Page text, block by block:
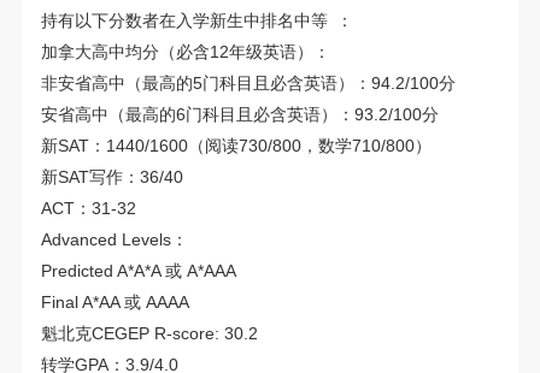
持有以下分数者在入学新生中排名中等
：
加拿大高中均分（必含12年级英语）：
非安省高中（最高的5门科目且必含英语）：94.2/100分
安省高中（最高的6门科目且必含英语）：93.2/100分
新SAT：1440/1600（阅读730/800，数学710/800）
新SAT写作：36/40
ACT：31-32
Advanced Levels：
Predicted A*A*A 或 A*AAA
Final A*AA 或 AAAA
魁北克CEGEP R-score: 30.2
转学GPA：3.9/4.0